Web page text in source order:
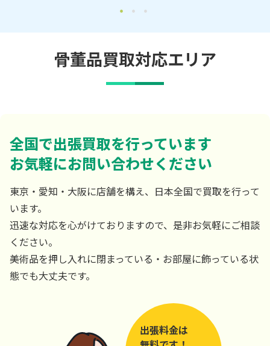
骨董品買取対応エリア
全国で出張買取を行っています
お気軽にお問い合わせください
東京・愛知・大阪に店舗を構え、日本全国で買取を行って
います。
迅速な対応を心がけておりますので、是非お気軽にご相談
ください。
美術品を押し入れに閉まっている・お部屋に飾っている状
態でも大丈夫です。
出張料金は